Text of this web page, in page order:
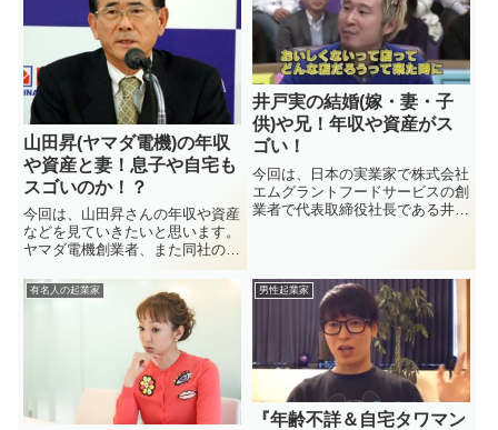
し、就職や会社での昇格にかな
す。しかしながら、世間からの評
判口コミがあまり良くありません
ね。。＾＾：一体全体なぜなんで
しょうかね？実家は千葉と言う事
もあって元々関東で子供時代を暮
らしています。東京中心に関東生
まれの人には優秀な起業家が多い
イメージです。今回は彼の事業が
どのくらい稼いでどのくらいの資
産＆年収があるのか？また、一般
人からの評判についてピックして
行きたいと思います！
山田昇(ヤマダ電機)の年収
や資産と妻！息子や自宅も
スゴいのか！？
今回は、山田昇さんの年収や資産
などを見ていきたいと思います。
ヤマダ電機創業者、また同社の代
表取締役会長兼取締役会議長であ
る、山田昇さんの年収や資産、妻
や息子、自宅についてなど見てい
きたいと思います。あなたは家電
量販店て利用しますか？最近で
井戸実の結婚(嫁・妻・子
供)や兄！年収や資産がス
ゴい！
今回は、日本の実業家で株式会社
エムグラントフードサービスの創
業者で代表取締役社長である井戸
しますか？友達と、家族と、恋人
と、たまには１人でと外食は必
有名人の起業家 男性起業家
『年齢不詳＆自宅タワマン